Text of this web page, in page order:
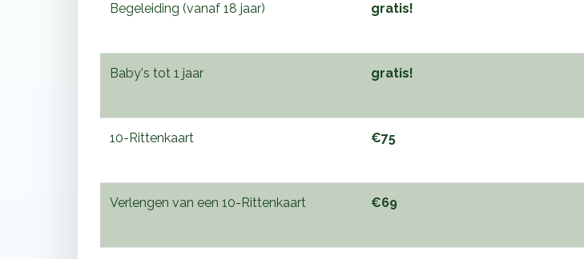
Begeleiding (vanaf 18 jaar) gratis!
Baby's tot 1 jaar gratis!
10-Rittenkaart €75
Verlengen van een 10-Rittenkaart €69